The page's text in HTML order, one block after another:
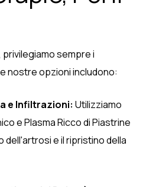
sempre i
nostre opzioni includono:
e Infiltrazioni: Utilizziamo
e Plasma Ricco di Piastrine
dell'artrosi e il ripristino della